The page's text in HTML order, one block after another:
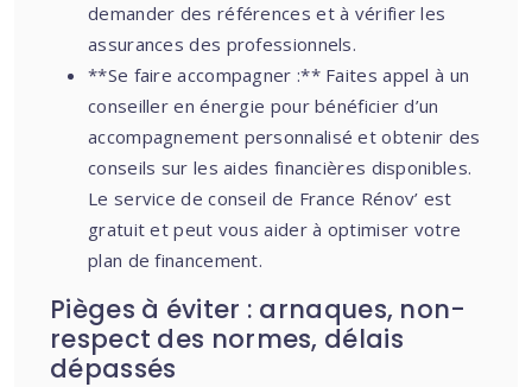
demander des références et à vérifier les
assurances des professionnels.
**Se faire accompagner :** Faites appel à un
conseiller en énergie pour bénéficier d’un
accompagnement personnalisé et obtenir des
conseils sur les aides financières disponibles.
Le service de conseil de France Rénov’ est
gratuit et peut vous aider à optimiser votre
plan de financement.
Pièges à éviter : arnaques, non-
respect des normes, délais
dépassés